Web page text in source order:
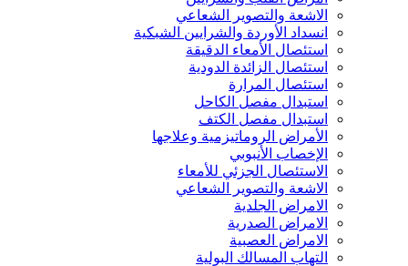
الاشعة والتصوير الشعاعي
انسداد الأوردة والشرايين الشبكية
استئصال الأمعاء الدقيقة
استئصال الزائدة الدودية
استئصال المرارة
استبدال مفصل الكاحل
استبدال مفصل الكتف
الأمراض الروماتيزمية وعلاجها
الإخصاب الأنبوبي
الاستئصال الجزئي للأمعاء
الاشعة والتصوير الشعاعي
الامراض الجلدية
الامراض الصدرية
الامراض العصبية
التهاب المسالك البولية